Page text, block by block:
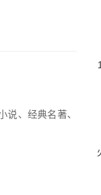
、经典名著、